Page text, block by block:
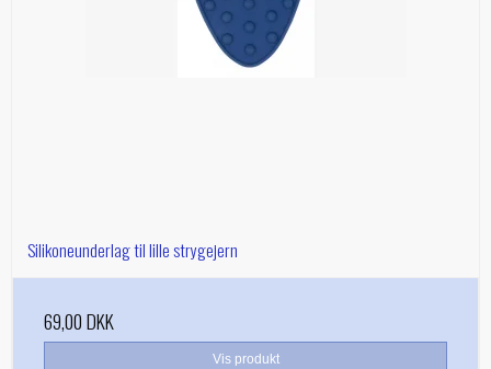
Silikoneunderlag til lille strygejern
69,00 DKK
Vis produkt